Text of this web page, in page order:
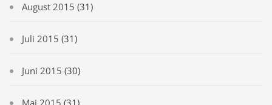
August 2015 (31)
Juli 2015 (31)
Juni 2015 (30)
Mai 2015 (31)